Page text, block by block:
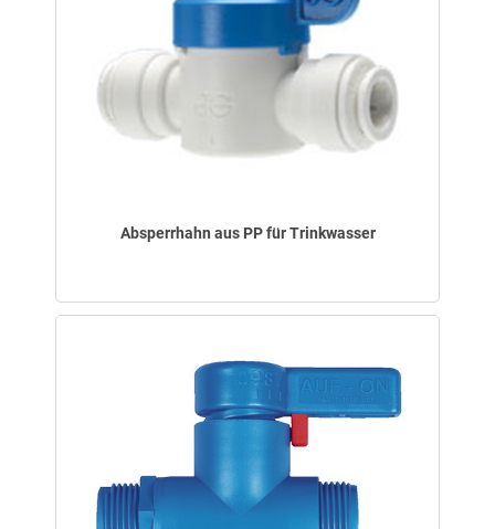
Absperrhahn aus PP für Trinkwasser